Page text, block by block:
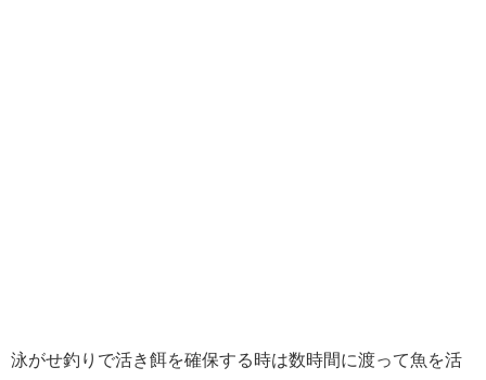
泳がせ釣りで活き餌を確保する時は数時間に渡って魚を活